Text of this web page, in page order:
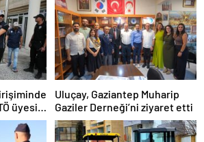
üyesi
Uluçay, Gaziantep Muharip
Gaziler Derneği’ni ziyaret etti